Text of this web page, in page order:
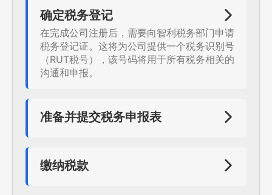
确定税务登记
在完成公司注册后，需要向智利税务部门申请
税务登记证。这将为公司提供一个税务识别号
（RUT税号），该号码将用于所有税务相关的
沟通和申报。
准备并提交税务申报表
支出、资产、负债等信息。将准备好的税务申
报表提交给智利税务部门。
缴纳税款